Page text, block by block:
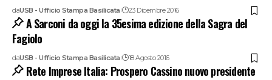
daUSB - Ufficio Stampa Basilicata 23 Dicembre 2016
A Sarconi da oggi la 35esima edizione della Sagra del
Fagiolo
daUSB - Ufficio Stampa Basilicata 18 Agosto 2016
Rete Imprese Italia: Prospero Cassino nuovo presidente